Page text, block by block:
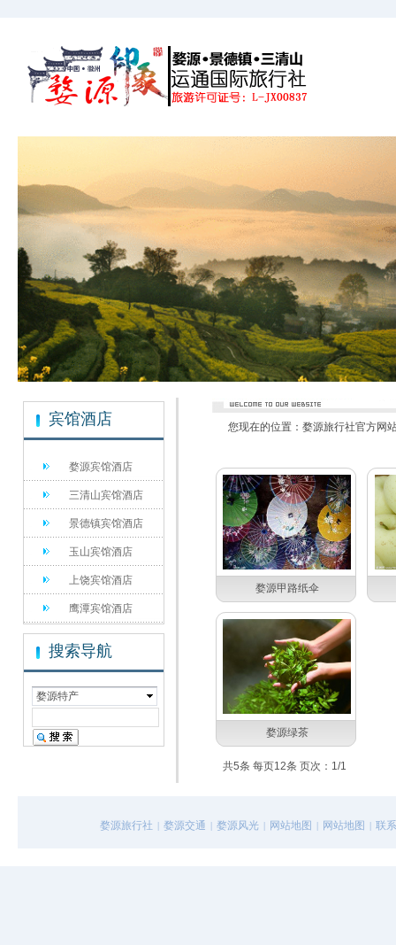
搜索导航
婺源特产
您现在的位置： 婺源旅行社官方网
宾馆酒店
婺源宾馆酒店
三清山宾馆酒店
景德镇宾馆酒店
玉山宾馆酒店
上饶宾馆酒店
鹰潭宾馆酒店
婺源甲路纸伞
婺源绿茶
共5条 每页12条 页次：1/1
婺源旅行社 | 婺源交通 | 婺源风光 | 网站地图 | 网站地图 | 联